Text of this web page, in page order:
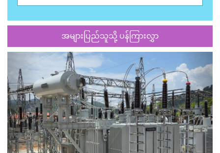
အများပြည်သူသို့ ပန်ကြားလွှာ
Previous